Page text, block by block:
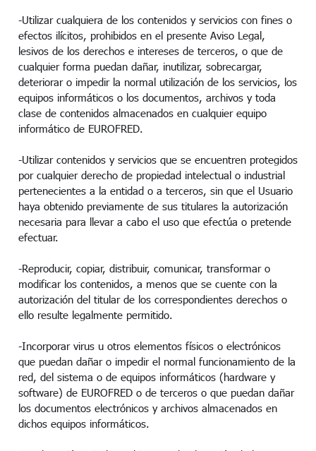
-Utilizar cualquiera de los contenidos y servicios con fines o
efectos ilícitos, prohibidos en el presente Aviso Legal,
lesivos de los derechos e intereses de terceros, o que de
cualquier forma puedan dañar, inutilizar, sobrecargar,
deteriorar o impedir la normal utilización de los servicios, los
equipos informáticos o los documentos, archivos y toda
clase de contenidos almacenados en cualquier equipo
informático de EUROFRED.
-Utilizar contenidos y servicios que se encuentren protegidos
por cualquier derecho de propiedad intelectual o industrial
pertenecientes a la entidad o a terceros, sin que el Usuario
haya obtenido previamente de sus titulares la autorización
necesaria para llevar a cabo el uso que efectúa o pretende
efectuar.
-Reproducir, copiar, distribuir, comunicar, transformar o
modificar los contenidos, a menos que se cuente con la
autorización del titular de los correspondientes derechos o
ello resulte legalmente permitido.
-Incorporar virus u otros elementos físicos o electrónicos
que puedan dañar o impedir el normal funcionamiento de la
red, del sistema o de equipos informáticos (hardware y
software) de EUROFRED o de terceros o que puedan dañar
los documentos electrónicos y archivos almacenados en
dichos equipos informáticos.